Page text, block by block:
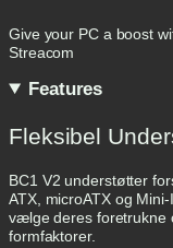
B
L
V
–
t
t
a
n
q
Give your PC a boost
Streacom
Features
Fleksibel
BC1 V2 understøtter
ATX, microATX og
vælge deres
formfaktorer.